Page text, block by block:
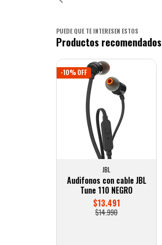
PUEDE QUE TE INTERESEN ESTOS
Productos recomendados
-10% OFF
JBL
Audifonos con cable JBL
Tune 110 NEGRO
$13.491
$14.990